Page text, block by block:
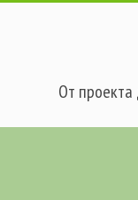
От проекта